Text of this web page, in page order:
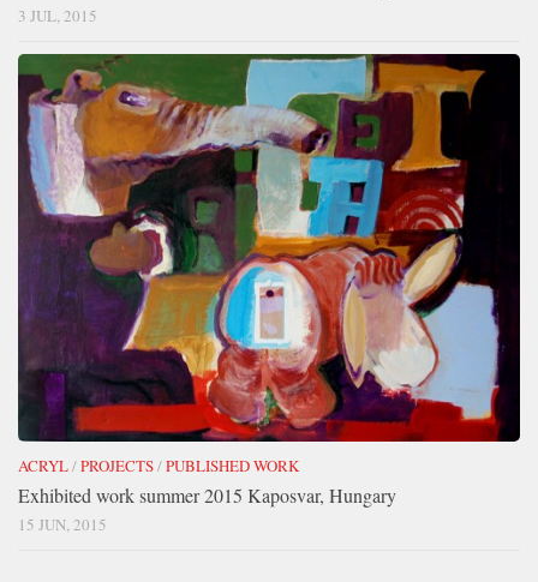
3 JUL, 2015
ACRYL/PROJECTS/PUBLISHED WORK
Exhibited work summer 2015 Kaposvar, Hungary
15 JUN, 2015